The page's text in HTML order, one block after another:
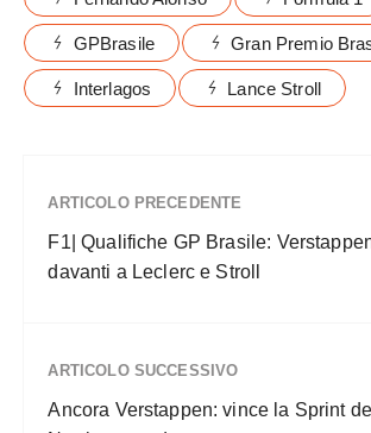
GPBrasile Gran Premio
Interlagos Lance Stroll
ARTICOLO PRECEDENTE
F1| Qualifiche GP Brasile:
davanti a Leclerc e Stroll
ARTICOLO SUCCESSIVO
Ancora Verstappen: vince la Sprint